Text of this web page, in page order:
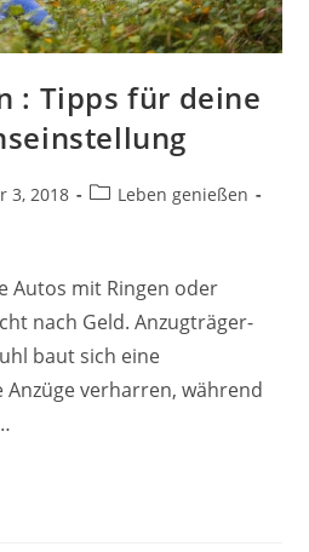
: Tipps für deine
3, 2018
Beitrags-
Leben genießen
Autos mit Ringen oder
nach Geld. Anzugträger-
baut sich eine
Anzüge verharren, während